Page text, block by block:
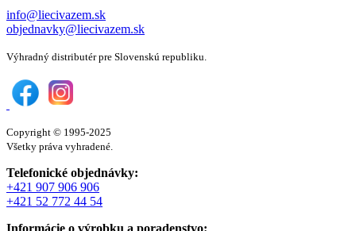
info@liecivazem.sk
objednavky@liecivazem.sk
Výhradný distributér pre Slovenskú republiku.
Copyright © 1995-2025
Všetky práva vyhradené.
Telefonické objednávky:
+421 907 906 906
+421 52 772 44 54
Informácie o výrobku a poradenstvo: